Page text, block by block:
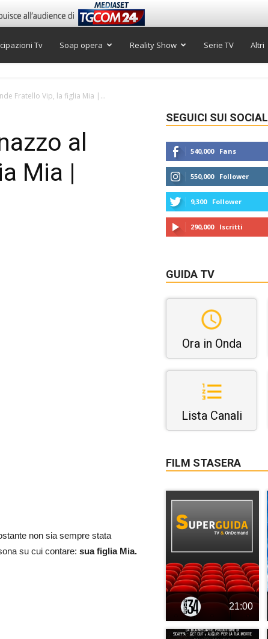
Tv Soap opera Reality Show Serie TV Altri
Fratello Vip, la figlia Mia |...
al
Mia |
non sia sempre stata
su cui contare: sua figlia Mia.
SEGUICI SUI SOCIAL
540,000 Fans
550,000 Follower
9,300 Follower
290,000 Iscritti
GUIDA TV
Ora in Onda
Lista Canali
FILM STASERA
21:00